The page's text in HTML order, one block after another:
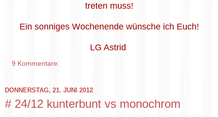
treten muss!
Ein sonniges Wochenende wünsche ich Euch!
LG Astrid
9 Kommentare:
DONNERSTAG, 21. JUNI 2012
# 24/12 kunterbunt vs monochrom